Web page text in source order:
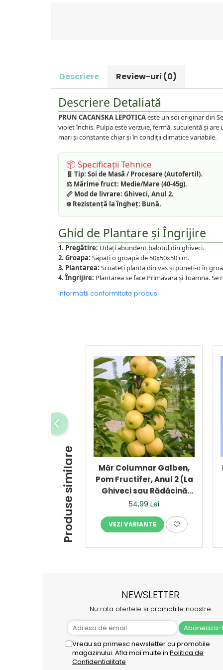
Descriere Review-uri (0)
Descriere Detaliată
PRUN CACANSKA LEPOTICAeste un soi originar din
violet închis. Pulpa este verzuie, fermă, suculentă și
mari și constante chiar și în condiții climatice variabile.
📦 Specificații Tehnice
🧬 Tip: Soi de Masă / Procesare (Autofertil).
⚖️ Mărime fruct: Medie/Mare (40-45g).
📏 Mod de livrare: Ghiveci, Anul 2.
❄️ Rezistență la îngheț: Bună.
Ghid de Plantare și Îngrijire
1. Pregătire: Udați abundent balotul din ghiveci.
2. Groapa: Săpați o groapă de 50x50x50 cm.
3. Plantarea: Scoateți planta din vas și puneți-o în
4. Îngrijire: Plantarea se face Primăvara și Toamna.
Informatii conformitate produs
Produse similare
Măr Columnar Galben,
Pom Fructifer, Anul 2 (La
Ghiveci sau Rădăcină
Liberă)
54,99 Lei
VEZI VARIANTE
NEWSLETTER
Nu rata ofertele si promotiile noastre
Vreau sa primesc newsletter cu promotiile
magazinului. Afla mai multe in Politica de
Confidentialitate